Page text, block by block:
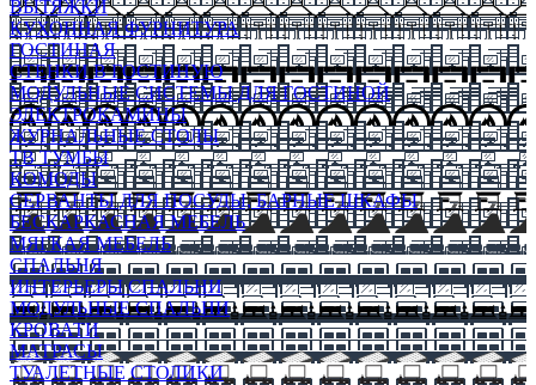
ВЫТЯЖКИ
КУХОННАЯ ФУРНИТУРА
ГОСТИНАЯ
СТЕНКИ В ГОСТИНУЮ
МОДУЛЬНЫЕ СИСТЕМЫ ДЛЯ ГОСТИНОЙ
ЭЛЕКТРОКАМИНЫ
ЖУРНАЛЬНЫЕ СТОЛЫ
ТВ ТУМБЫ
КОМОДЫ
СЕРВАНТЫ ДЛЯ ПОСУДЫ, БАРНЫЕ ШКАФЫ
БЕСКАРКАСНАЯ МЕБЕЛЬ
МЯГКАЯ МЕБЕЛЬ
СПАЛЬНЯ
ИНТЕРЬЕРЫ СПАЛЬНИ
МОДУЛЬНЫЕ СПАЛЬНИ
КРОВАТИ
МАТРАСЫ
ТУАЛЕТНЫЕ СТОЛИКИ